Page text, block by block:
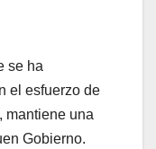
se ha
el esfuerzo de
mantiene una
Gobierno.